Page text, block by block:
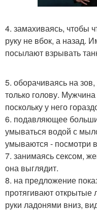
4. замахиваясь, чтобы
руку не вбок, а назад.
посылают взрывать
5. оборачиваясь на
только голову.
поскольку у него
6. подавляющее
умываться водой с
умываются - посмотри
7. занимаясь сексом,
она выглядит.
8. на предложение
протягивают
руки ладонями вниз,